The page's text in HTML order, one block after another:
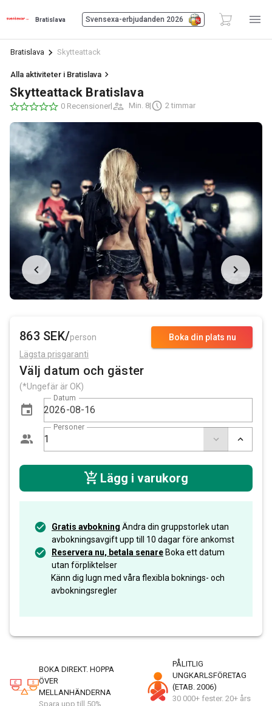
Bratislava Svensexa-erbjudanden 2026
Bratislava Skytteattack
Alla aktiviteter i Bratislava
Skytteattack Bratislava
0 Recensioner| Min. 8| 2 timmar
Boka din plats nu
863 SEK/person
Lägsta prisgaranti
Välj datum och gäster
(*Ungefär är OK)
Datum
Personer
Lägg i varukorg
Gratis avbokning Ändra din gruppstorlek utan
avbokningsavgift upp till 10 dagar före ankomst
Reservera nu, betala senare Boka ett datum
utan förpliktelser
Känn dig lugn med våra flexibla boknings- och
avbokningsregler
BOKA DIREKT. HOPPA
ÖVER
MELLANHÄNDERNA
Spara upp till 50%
PÅLITLIG
UNGKARLSFÖRETAG
(ETAB. 2006)
30 000+ fester. 20+ års